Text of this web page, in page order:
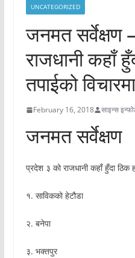
UNCATEGORIZED
जनमत सर्वेक्षण
राजधानी कहाँ
तपाईको
February 16, 2018 साइन्स
जनमत सर्वेक्षण
प्रदेश ३ को राजधानी कहाँ हुँदा ठिक
१. साविकको हेटौडा
२. बनेपा
३. भक्तपुर